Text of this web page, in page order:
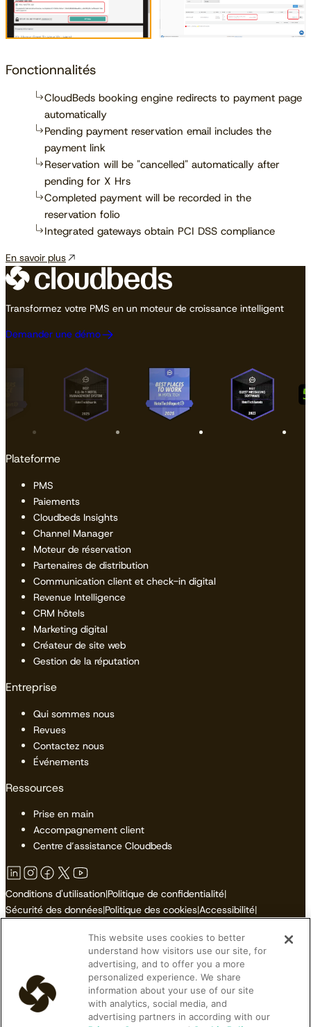
Fonctionnalités
CloudBeds booking engine redirects to payment page
automatically
Pending payment reservation email includes the
payment link
Reservation will be "cancelled" automatically after
pending for X Hrs
Completed payment will be recorded in the
reservation folio
Integrated gateways obtain PCI DSS compliance
En savoir plus
Transformez votre PMS en un moteur de croissance intelligent
Demander une démo
Plateforme
PMS
Paiements
Cloudbeds Insights
Channel Manager
Moteur de réservation
Partenaires de distribution
Communication client et check-in digital
Revenue Intelligence
CRM hôtels
Marketing digital
Créateur de site web
Gestion de la réputation
Entreprise
Qui sommes nous
Revues
Contactez nous
Événements
Ressources
Prise en main
Accompagnement client
Centre d’assistance Cloudbeds
Conditions d'utilisation|Politique de confidentialité|
Sécurité des données|Politique des cookies|Accessibilité|
Ne pas vendre ni partager mes informations personnelles
© 2026 Cloudbeds. Tous droits réservés.
This website uses cookies to better
understand how visitors use our site, for
advertising, and to offer you a more
personalized experience. We share
information about your use of our site
with analytics, social media, and
advertising partners in according with our